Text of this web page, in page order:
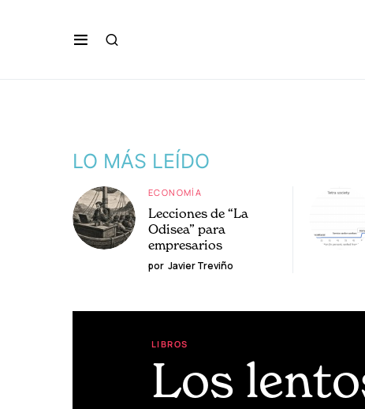
LO MÁS LEÍDO
ECONOMÍA
Lecciones de “La
Odisea” para
empresarios
por Javier Treviño
LIBROS
Los